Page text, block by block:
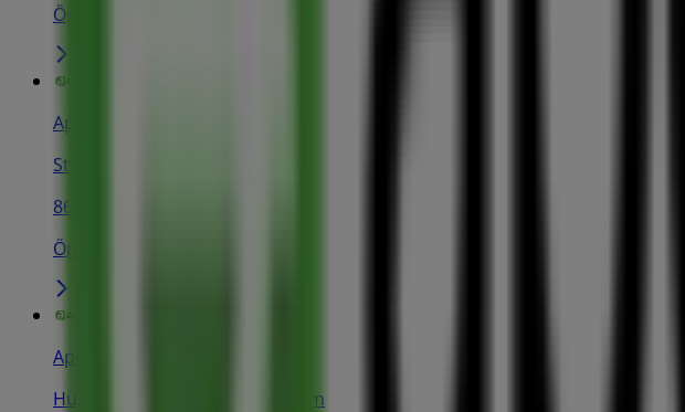
Öppna
Apoteket
Sturegallerian 38, Stockholm
865 m
Öppna
Apoteket
Humlegårdsgatan 10, Stockholm